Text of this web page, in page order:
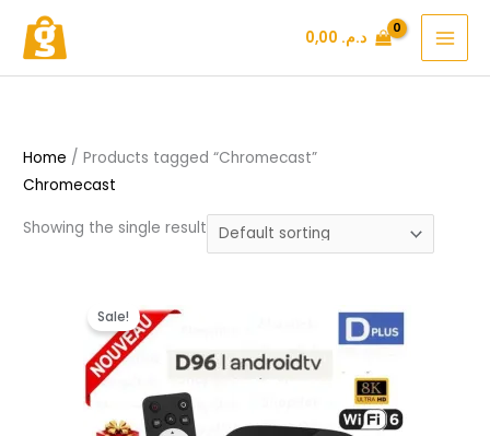
content
د.م.
Home / Products tagged “Chromecast”
Chromecast
Showing the single result
Sale!
price
was:
د.م. 499,99.